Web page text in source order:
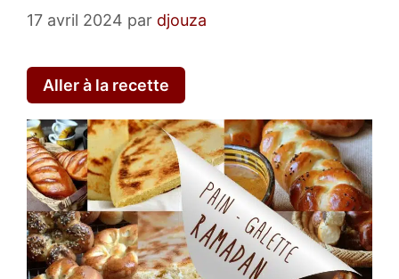
17 avril 2024 par djouza
Aller à la recette